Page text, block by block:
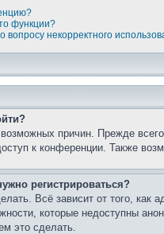
функции?
вопросу некорректного
причин. Прежде
к конференции. Также
регистрироваться?
Всё зависит от того,
которые недоступны
это сделать.